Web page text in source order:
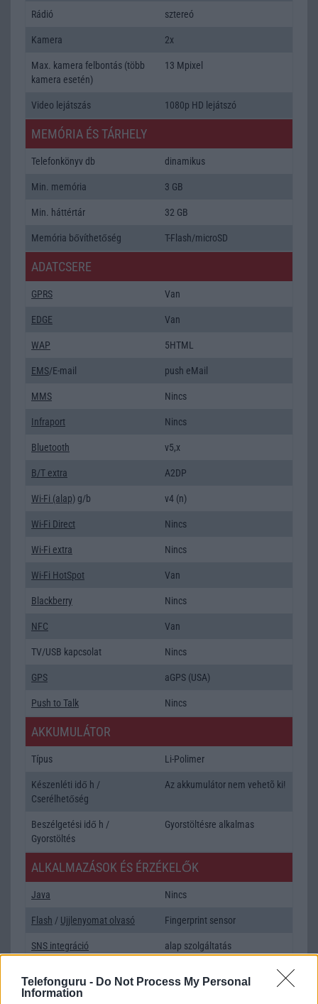
Telefonguru - Do Not Process My Personal
Information
Rádió sztereó
Kamera 2x
Max. kamera felbontás (több
kamera esetén)
13 Mpixel
Video lejátszás 1080p HD lejátszó
MEMÓRIA ÉS TÁRHELY
Telefonkönyv db dinamikus
Min. memória 3 GB
Min. háttértár 32 GB
Memória bővíthetőség T-Flash/microSD
ADATCSERE
GPRS Van
EDGE Van
WAP 5HTML
EMS/E-mail push eMail
MMS Nincs
Infraport Nincs
Bluetooth v5,x
B/T extra A2DP
Wi-Fi (alap) g/b v4 (n)
Wi-Fi Direct Nincs
Wi-Fi extra Nincs
Wi-Fi HotSpot Van
Blackberry Nincs
NFC Van
TV/USB kapcsolat Nincs
GPS aGPS (USA)
Push to Talk Nincs
AKKUMULÁTOR
Típus Li-Polimer
Készenléti idő h /
Cserélhetőség
Az akkumulátor nem vehetõ ki!
Beszélgetési idő h /
Gyorstöltés
Gyorstöltésre alkalmas
ALKALMAZÁSOK ÉS ÉRZÉKELŐK
Java Nincs
Flash / Ujjlenyomat olvasó Fingerprint sensor
SNS integráció alap szolgáltatás
T9 szótár